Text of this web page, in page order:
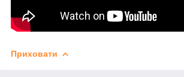
Приховати